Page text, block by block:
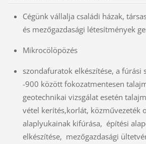
Cégünk vállalja családi házak,
és mezőgazdasági létesítmények
Mikrocölöpözés
szondafuratok elkészítése, a fúrási
-900 között fokozatmentesen
geotechnikai vizsgálat esetén
vétel kerítés,korlát, közművezeték
alaplyukainak kifúrása, építési
elkészítése, mezőgazdasági